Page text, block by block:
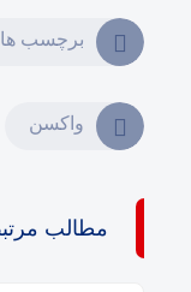
برچسب ها
واکسن
مطالب